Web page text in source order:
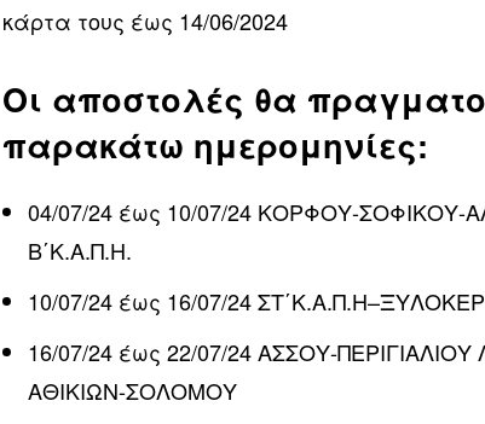
κάρτα τους έως 14/06/2024
Οι αποστολές θα
παρακάτω ημερομηνίες:
04/07/24 έως 10/07/24 ΚΟΡΦΟΥ-
Β΄Κ.Α.Π.Η.
10/07/24 έως 16/07/24
16/07/24 έως 22/07/24 ΑΣΣΟΥ-
ΑΘΙΚΙΩΝ-ΣΟΛΟΜΟΥ